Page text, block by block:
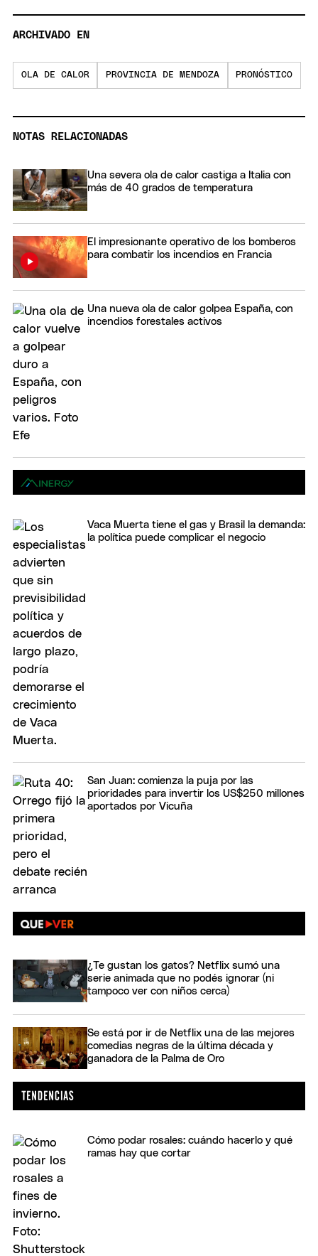
ARCHIVADO EN
OLA DE CALOR PROVINCIA DE MENDOZA PRONÓSTICO
NOTAS RELACIONADAS
Una severa ola de calor castiga a Italia con
más de 40 grados de temperatura
El impresionante operativo de los bomberos
para combatir los incendios en Francia
Una nueva ola de calor golpea España, con
incendios forestales activos
Vaca Muerta tiene el gas y Brasil la demanda:
la política puede complicar el negocio
San Juan: comienza la puja por las
prioridades para invertir los US$250 millones
aportados por Vicuña
¿Te gustan los gatos? Netflix sumó una
serie animada que no podés ignorar (ni
tampoco ver con niños cerca)
Se está por ir de Netflix una de las mejores
comedias negras de la última década y
ganadora de la Palma de Oro
Cómo podar rosales: cuándo hacerlo y qué
ramas hay que cortar